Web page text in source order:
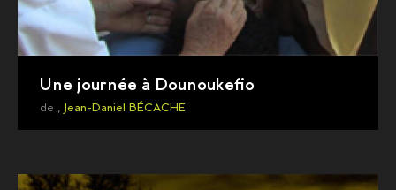
Une journée à Dounoukefio
de , Jean-Daniel BÉCACHE